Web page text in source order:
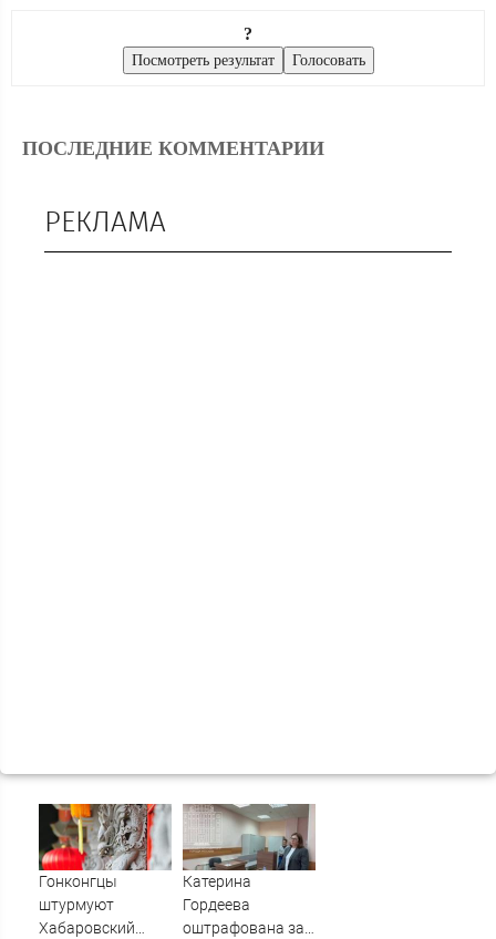
?
ПОСЛЕДНИЕ КОММЕНТАРИИ
РЕКЛАМА
Гонконгцы
штурмуют
Хабаровский
Катерина
Гордеева
оштрафована за